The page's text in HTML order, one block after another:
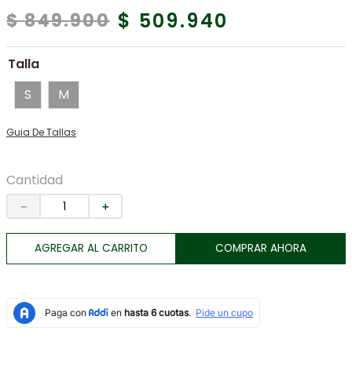
$ 849.900 $ 509.940
Talla
S
M
Guia De Tallas
Cantidad
＋
－
AGREGAR AL CARRITO COMPRAR AHORA
7
botas
8
9.
lino
10. chaqueta